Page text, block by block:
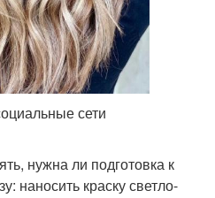
сети
нужна ли подготовка к
наносить краску светло-